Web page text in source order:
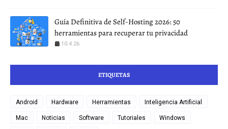
Guía Definitiva de Self-Hosting 2026: 50
herramientas para recuperar tu privacidad
10.4.26
ETIQUETAS
Android Hardware Herramientas Inteligencia Artificial
Mac Noticias Software Tutoriales Windows